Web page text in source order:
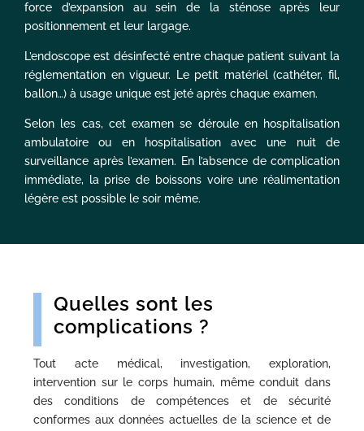
force d’expansion au sein de la sténose après leur
positionnement et leur largage.
L’endoscope est désinfecté entre chaque patient suivant la
réglementation en vigueur. Le petit matériel (cathéter, fil,
ballon…) à usage unique est jeté après chaque examen.
Selon les cas, cet examen se déroule en hospitalisation
ambulatoire ou en hospitalisation avec une nuit de
surveillance après l’examen. En l’absence de complication
immédiate, la prise de boissons voire une réalimentation
légère est possible le soir même.
Quelles sont les
complications ?
Tout acte médical, investigation, exploration,
intervention sur le corps humain, même conduit dans
des conditions de compétences et de sécurité
conformes aux données actuelles de la science et de